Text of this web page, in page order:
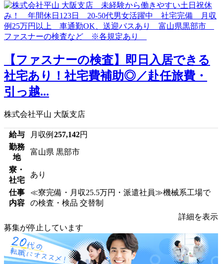
【ファスナーの検査】即日入居できる
社宅あり！社宅費補助◎／赴任旅費・
引っ越...
株式会社平山 大阪支店
給与 月収例 257,142円
勤務
地
富山県 黒部市
寮・
社宅
あり
仕事
内容
≪寮完備・月収25.5万円・派遣社員≫機械系工場で
の検査・検品 交替制
詳細を表示
募集が停止しています